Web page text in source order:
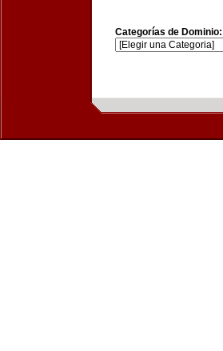
Categorías de Dominio: